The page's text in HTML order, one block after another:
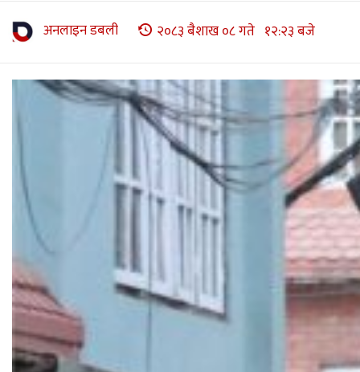
अनलाइन डबली २०८३ बैशाख ०८ गते १२:२३ बजे